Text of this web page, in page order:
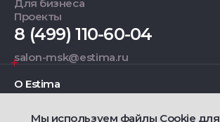
Для бизнеса
Проекты
8 (499) 110-60-04
salon-msk@estima.ru
О Estima
Мы используем файлы Cookie для